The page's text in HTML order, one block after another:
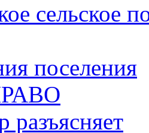
сельское
поселения
разъясняет